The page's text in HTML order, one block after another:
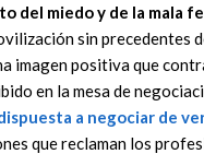
del miedo y de la mala
sin precedentes
imagen positiva que
en la mesa de
a negociar de
que reclaman los